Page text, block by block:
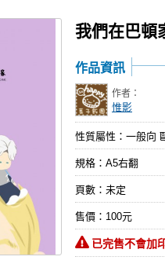
我們在巴頓
作品資訊
作者：
惟影
性質屬性：一般向
規格：A5右翻
頁數：未定
售價：100元
已完售不會加